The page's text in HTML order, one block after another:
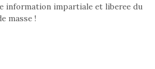
information impartiale et liberee du
masse !